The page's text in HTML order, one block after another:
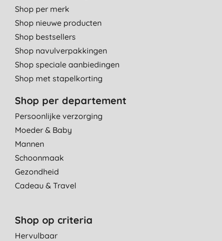
Shop per merk
Shop nieuwe producten
Shop bestsellers
Shop navulverpakkingen
Shop speciale aanbiedingen
Shop met stapelkorting
Shop per departement
Persoonlijke verzorging
Moeder & Baby
Mannen
Schoonmaak
Gezondheid
Cadeau & Travel
Shop op criteria
Hervulbaar